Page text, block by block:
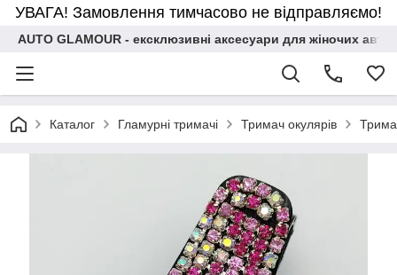
УВАГА! Замовлення тимчасово не відправляємо!
AUTO GLAMOUR - ексклюзивні аксесуари для жіночих
Каталог Гламурні тримачі Тримач окулярів